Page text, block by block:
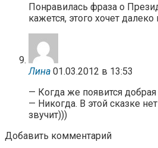
Понравилась фраза о
кажется, этого хочет
Лина 01.03.2012 в 13:53
— Когда же появится
— Никогда. В этой сказке
звучит)))
Добавить комментарий